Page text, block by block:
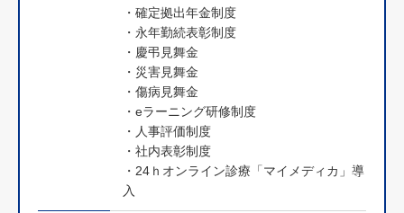
・確定拠出年金制度
・永年勤続表彰制度
・慶弔見舞金
・災害見舞金
・傷病見舞金
・eラーニング研修制度
・人事評価制度
・社内表彰制度
・24ｈオンライン診療「マイメディカ」導
入